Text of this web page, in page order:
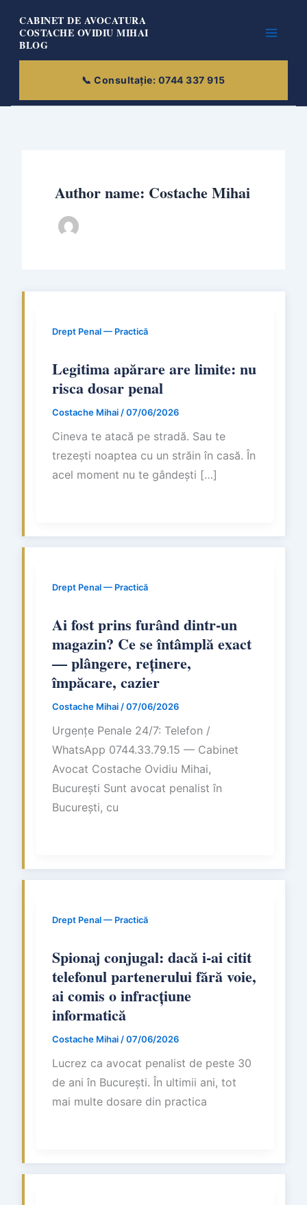
content
CABINET DE AVOCATURA
COSTACHE OVIDIU MIHAI
BLOG
Author name: Costache Mihai
Drept Penal — Practică
Legitima apărare are limite: nu
risca dosar penal
Costache Mihai /07/06/2026
Cineva te atacă pe stradă. Sau te
trezești noaptea cu un străin în casă. În
acel moment nu te gândești […]
Drept Penal — Practică
Ai fost prins furând dintr-un
magazin? Ce se întâmplă exact
— plângere, reținere,
împăcare, cazier
Costache Mihai /07/06/2026
Urgențe Penale 24/7: Telefon /
WhatsApp 0744.33.79.15 — Cabinet
Avocat Costache Ovidiu Mihai,
București Sunt avocat penalist în
București, cu
Drept Penal — Practică
Spionaj conjugal: dacă i-ai citit
telefonul partenerului fără voie,
ai comis o infracțiune
informatică
Costache Mihai /07/06/2026
Lucrez ca avocat penalist de peste 30
de ani în București. În ultimii ani, tot
mai multe dosare din practica